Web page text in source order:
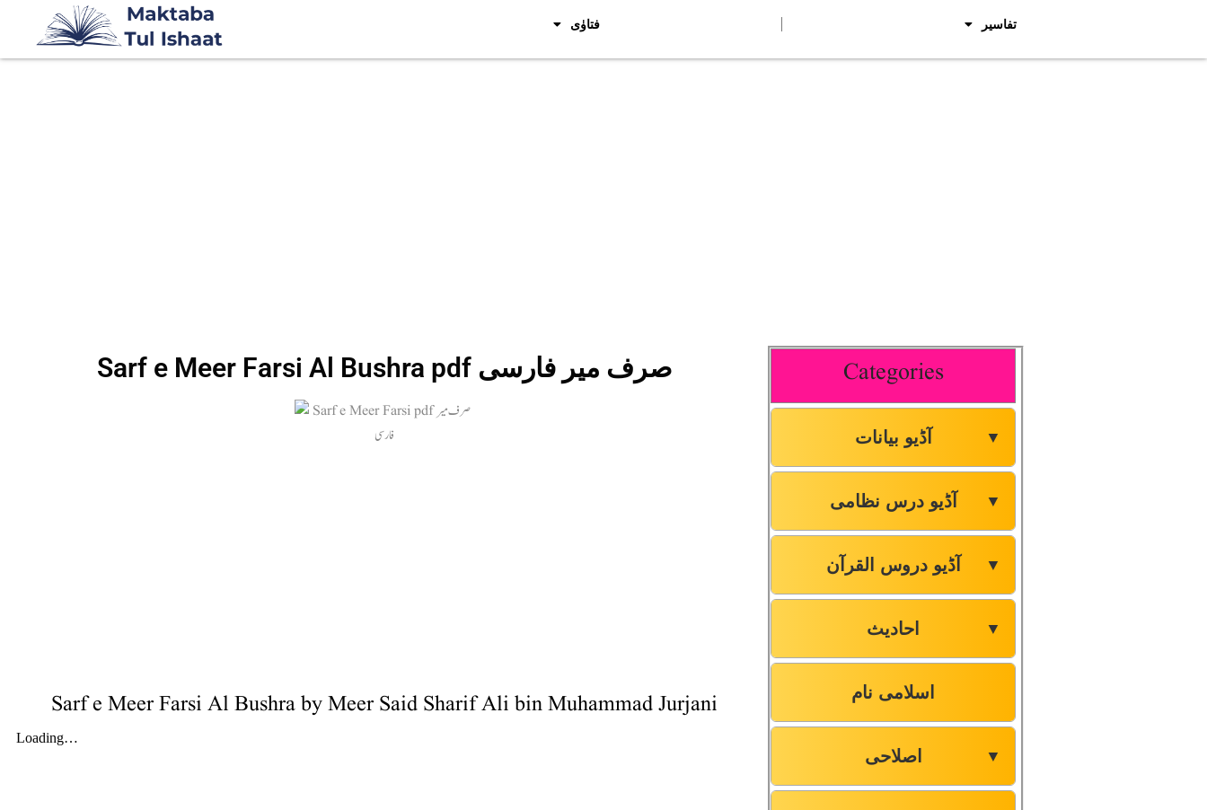
تفاسیر فتاوٰی
Sarf e Meer Farsi Al Bushra pdf صرف میر فارسی
Sarf e Meer Farsi Al Bushra by Meer Said Sharif Ali bin Muhammad Jurjani
Categories
آڈیو بیانات ▼
آڈیو درس نظامی ▼
آڈیو دروس القرآن ▼
احادیث ▼
اسلامی نام
اصلاحی ▼